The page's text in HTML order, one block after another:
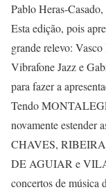
Pablo Heras-
Esta edição, pois
grande relevo:
Vibrafone Jazz e
para fazer a
Tendo
novamente estender
CHAVES,
DE AGUIAR e
concertos de música